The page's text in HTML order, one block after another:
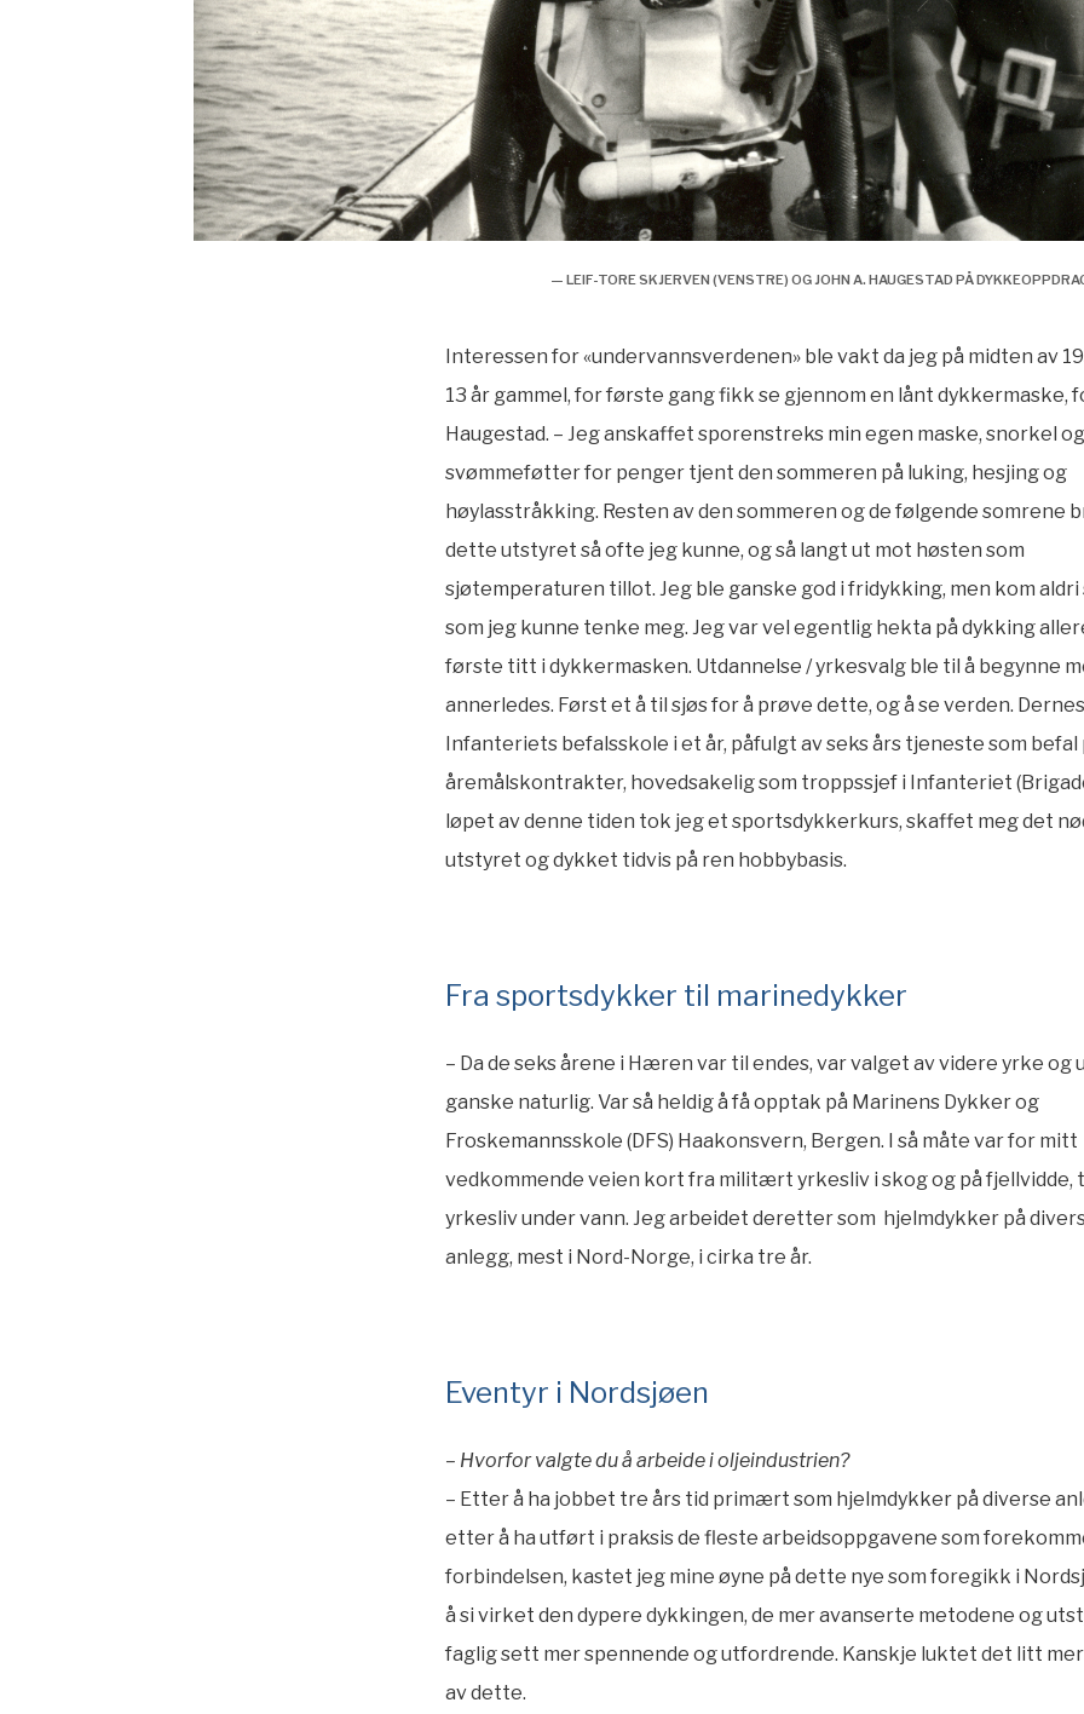
— LEIF-TORE SKJERVEN (VENSTRE) OG JOHN A. HAUGESTAD PÅ
Interessen for «undervannsverdenen» ble vakt da jeg på midten av
13 år gammel, for første gang fikk se gjennom en lånt dykkermaske,
Haugestad. – Jeg anskaffet sporenstreks min egen maske, snorkel og
svømmeføtter for penger tjent den sommeren på luking, hesjing og
høylasstråkking. Resten av den sommeren og de følgende somrene
dette utstyret så ofte jeg kunne, og så langt ut mot høsten som
sjøtemperaturen tillot. Jeg ble ganske god i fridykking, men kom aldri
som jeg kunne tenke meg. Jeg var vel egentlig hekta på dykking
første titt i dykkermasken. Utdannelse / yrkesvalg ble til å begynne
annerledes. Først et å til sjøs for å prøve dette, og å se verden.
Infanteriets befalsskole i et år, påfulgt av seks års tjeneste som befal
åremålskontrakter, hovedsakelig som troppssjef i Infanteriet
løpet av denne tiden tok jeg et sportsdykkerkurs, skaffet meg det
utstyret og dykket tidvis på ren hobbybasis.
Fra sportsdykker til marinedykker
– Da de seks årene i Hæren var til endes, var valget av videre yrke og
ganske naturlig. Var så heldig å få opptak på Marinens Dykker og
Froskemannsskole (DFS) Haakonsvern, Bergen. I så måte var for mitt
vedkommende veien kort fra militært yrkesliv i skog og på fjellvidde,
yrkesliv under vann. Jeg arbeidet deretter som hjelmdykker på
anlegg, mest i Nord-Norge, i cirka tre år.
Eventyr i Nordsjøen
– Hvorfor valgte du å arbeide i oljeindustrien?
– Etter å ha jobbet tre års tid primært som hjelmdykker på diverse
etter å ha utført i praksis de fleste arbeidsoppgavene som
forbindelsen, kastet jeg mine øyne på dette nye som foregikk i
å si virket den dypere dykkingen, de mer avanserte metodene og
faglig sett mer spennende og utfordrende. Kanskje luktet det litt
av dette.